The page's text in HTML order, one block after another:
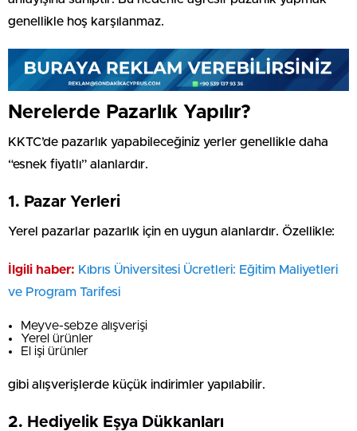
genellikle hoş karşılanmaz.
Nerelerde Pazarlık Yapılır?
KKTC’de pazarlık yapabileceğiniz yerler genellikle daha
“esnek fiyatlı” alanlardır.
1. Pazar Yerleri
Yerel pazarlar pazarlık için en uygun alanlardır. Özellikle:
İlgili haber: Kıbrıs Üniversitesi Ücretleri: Eğitim Maliyetleri
ve Program Tarifesi
Meyve-sebze alışverişi
Yerel ürünler
El işi ürünler
gibi alışverişlerde küçük indirimler yapılabilir.
2. Hediyelik Eşya Dükkanları